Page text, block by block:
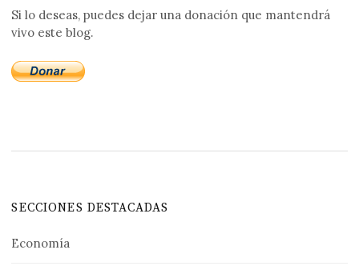
Si lo deseas, puedes dejar una donación que mantendrá
vivo este blog.
SECCIONES DESTACADAS
Economía